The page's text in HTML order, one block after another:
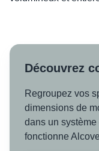
Découvrez
Regroupez vos
dimensions de
dans un
fonctionne